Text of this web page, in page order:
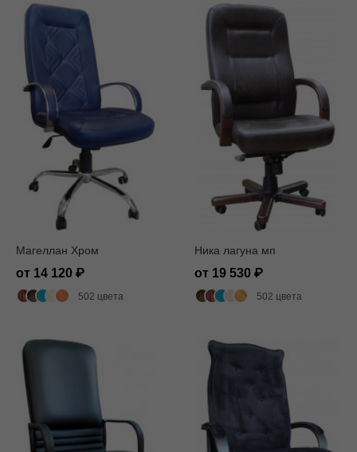
Магеллан Хром
от 14 120
502 цвета
Ника лагуна мп
от 19 530
502 цвета